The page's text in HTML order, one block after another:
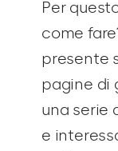
Per
come
presente
pagine di
una serie
e